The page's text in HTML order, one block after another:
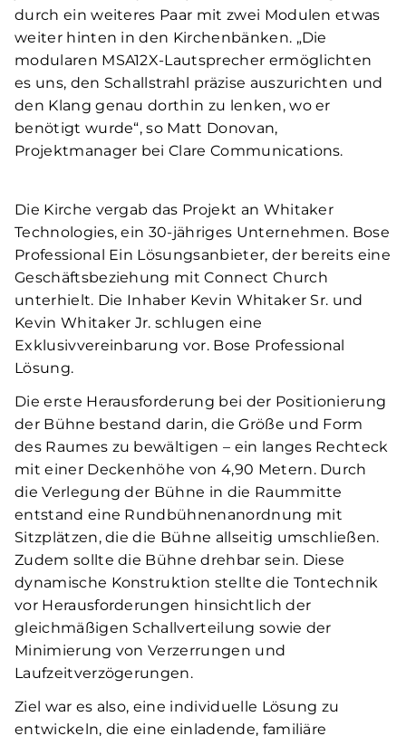
durch ein weiteres Paar mit zwei Modulen etwas
weiter hinten in den Kirchenbänken. „Die
modularen MSA12X-Lautsprecher ermöglichten
es uns, den Schallstrahl präzise auszurichten und
den Klang genau dorthin zu lenken, wo er
benötigt wurde“, so Matt Donovan,
Projektmanager bei Clare Communications.
Die Kirche vergab das Projekt an Whitaker
Technologies, ein 30-jähriges Unternehmen. Bose
Professional Ein Lösungsanbieter, der bereits eine
Geschäftsbeziehung mit Connect Church
unterhielt. Die Inhaber Kevin Whitaker Sr. und
Kevin Whitaker Jr. schlugen eine
Exklusivvereinbarung vor. Bose Professional
Lösung.
Die erste Herausforderung bei der Positionierung
der Bühne bestand darin, die Größe und Form
des Raumes zu bewältigen – ein langes Rechteck
mit einer Deckenhöhe von 4,90 Metern. Durch
die Verlegung der Bühne in die Raummitte
entstand eine Rundbühnenanordnung mit
Sitzplätzen, die die Bühne allseitig umschließen.
Zudem sollte die Bühne drehbar sein. Diese
dynamische Konstruktion stellte die Tontechnik
vor Herausforderungen hinsichtlich der
gleichmäßigen Schallverteilung sowie der
Minimierung von Verzerrungen und
Laufzeitverzögerungen.
Ziel war es also, eine individuelle Lösung zu
entwickeln, die eine einladende, familiäre